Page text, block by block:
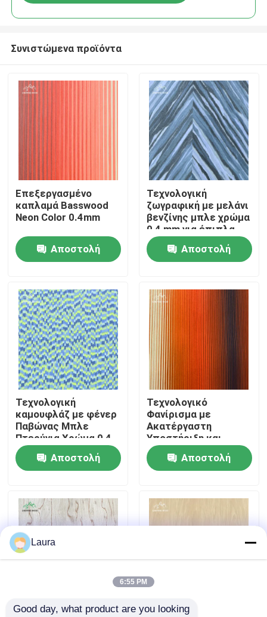
Προϊόντα
Βίντεο
Σχετικά με εμάς
Επισκέψεις στο εργοστάσιο
Έλεγχος ποιότητας
Επικοινωνήστε μαζί μας
Ειδήσεις
Ζητήστε μια προσφορά
Συνιστώμενα προϊόντα
Επεξεργασμένο
καπλαμά Basswood
Neon Color 0.4mm
Αποστολή
Τεχνολογική
ζωγραφική με μελάνι
βενζίνης μπλε χρώμα
0,4 mm για έπιπλα
Ayous
Αποστολή
Τεχνολογική
καμουφλάζ με φένερ
Παβώνας Μπλε
Πτερύγια Χρώμα 0,4
mm
Αποστολή
Τεχνολογικό
Φανίρισμα με
Ακατέργαστη
Υποστήριξη και
Μονάδα 0,4
χιλιοστών στο
χρώμα Νεόν
Αποστολή
Σπάνιο καπλαμάς Επιστροφή Φτερό
Laura
6:55 PM
Good day, what product are you looking